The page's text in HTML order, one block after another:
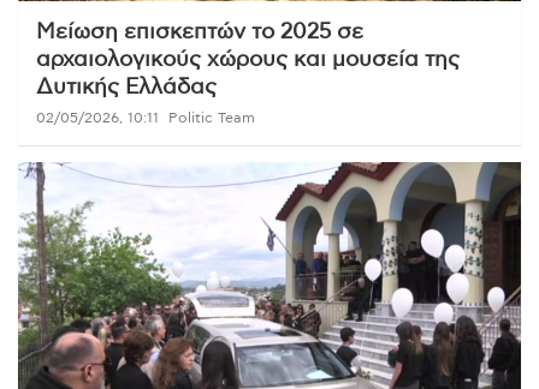
Μείωση επισκεπτών το 2025 σε
αρχαιολογικούς χώρους και μουσεία της
Δυτικής Ελλάδας
02/05/2026, 10:11 Politic Team